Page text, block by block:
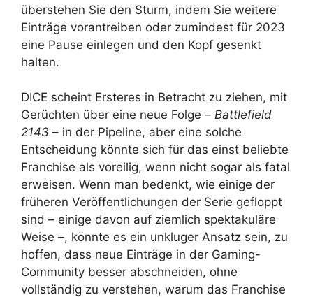
überstehen Sie den Sturm, indem Sie weitere
Einträge vorantreiben oder zumindest für 2023
eine Pause einlegen und den Kopf gesenkt
halten.
DICE scheint Ersteres in Betracht zu ziehen, mit
Gerüchten über eine neue Folge – Battlefield
2143 – in der Pipeline, aber eine solche
Entscheidung könnte sich für das einst beliebte
Franchise als voreilig, wenn nicht sogar als fatal
erweisen. Wenn man bedenkt, wie einige der
früheren Veröffentlichungen der Serie gefloppt
sind – einige davon auf ziemlich spektakuläre
Weise –, könnte es ein unkluger Ansatz sein, zu
hoffen, dass neue Einträge in der Gaming-
Community besser abschneiden, ohne
vollständig zu verstehen, warum das Franchise